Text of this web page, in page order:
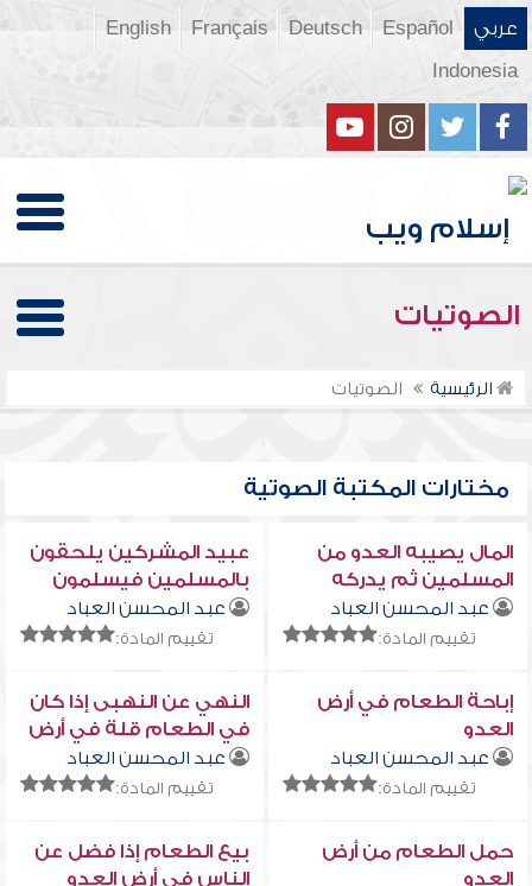
عربي Español
Deutsch
Français
English
Indonesia
الصوتيات
الرئيسية الصوتيات
مختارات المكتبة الصوتية
المال يصيبه العدو من
المسلمين ثم يدركه
صاحبه في الغنيمة
عبد المحسن العباد
تقييم المادة:
عبيد المشركين يلحقون
بالمسلمين فيسلمون
عبد المحسن العباد
تقييم المادة:
إباحة الطعام في أرض
العدو
عبد المحسن العباد
تقييم المادة:
النهي عن النهبى إذا كان
في الطعام قلة في أرض
العدوعبد المحسن العباد
تقييم المادة:
حمل الطعام من أرض
العدو
بيع الطعام إذا فضل عن
الناس في أرض العدو